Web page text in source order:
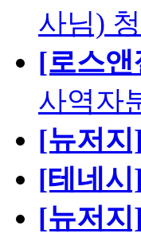
사님)
[로스
사역자
[뉴저지]
[테네시]
[뉴저지]